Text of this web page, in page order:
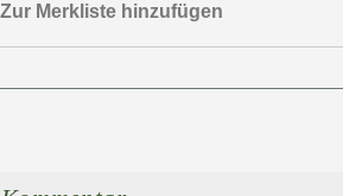
Zur Merkliste hinzufügen